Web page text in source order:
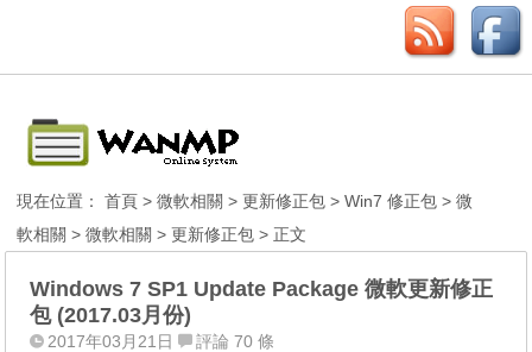
現在位置：首頁 >微軟相關 >更新修正包 >Win7 修正包 >微
軟相關 >微軟相關 >更新修正包 > 正文
Windows 7 SP1 Update Package 微軟更新修正
包 (2017.03月份)
2017年03月21日 評論 70 條